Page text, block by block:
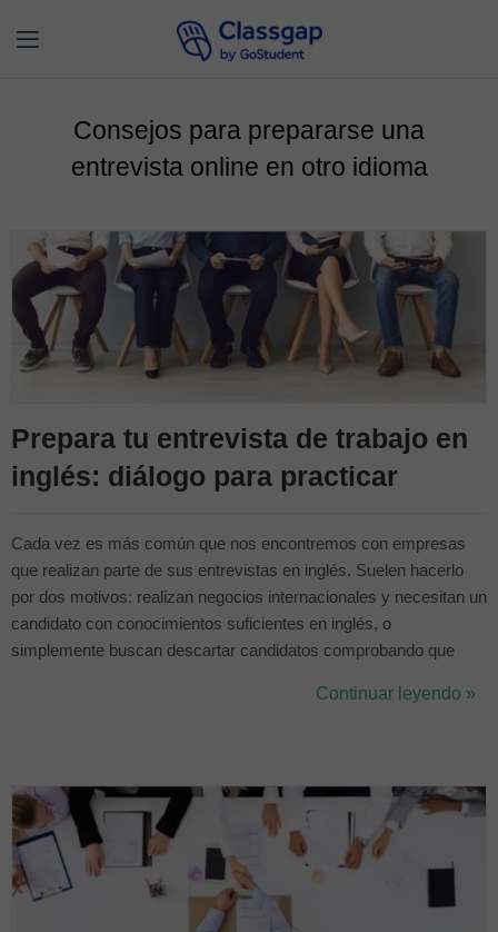
Consejos para prepararse una
entrevista online en otro idioma
Prepara tu entrevista de trabajo en
inglés: diálogo para practicar
Cada vez es más común que nos encontremos con empresas
que realizan parte de sus entrevistas en inglés. Suelen hacerlo
por dos motivos: realizan negocios internacionales y necesitan un
candidato con conocimientos suficientes en inglés, o
simplemente buscan descartar candidatos comprobando que
currículum. Incluso muchas de ellas hoy en día ofrecen cursos
Continuar leyendo »